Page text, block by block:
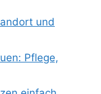
und
Pflege,